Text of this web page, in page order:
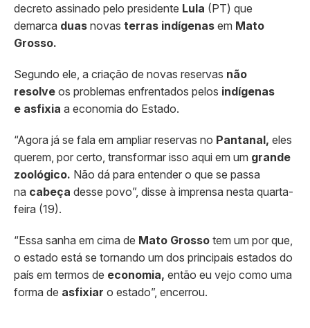
decreto assinado pelo presidente Lula (PT) que
demarca duas novas terras indígenas em Mato
Grosso.
Segundo ele, a criação de novas reservas não
resolve os problemas enfrentados pelos indígenas
e asfixia a economia do Estado.
“Agora já se fala em ampliar reservas no Pantanal, eles
querem, por certo, transformar isso aqui em um grande
zoológico. Não dá para entender o que se passa
na cabeça desse povo”, disse à imprensa nesta quarta-
feira (19).
“Essa sanha em cima de Mato Grosso tem um por que,
o estado está se tornando um dos principais estados do
país em termos de economia, então eu vejo como uma
forma de asfixiar o estado”, encerrou.